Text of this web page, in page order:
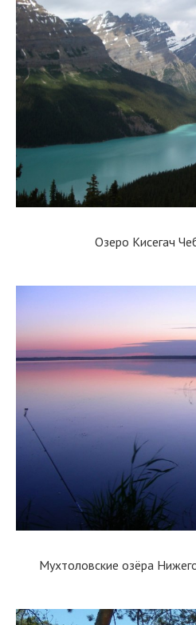
Озеро Кисегач
Мухтоловские озёра